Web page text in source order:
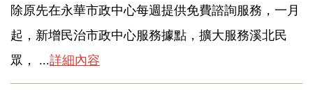
除原先在永華市政中心每週提供免費諮詢服務，一月
起，新增民治市政中心服務據點，擴大服務溪北民
眾， ...詳細內容